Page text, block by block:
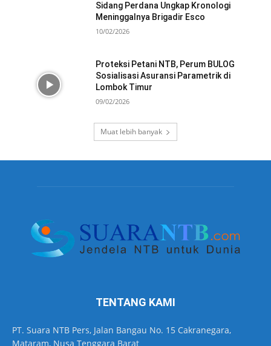
Sidang Perdana Ungkap Kronologi
Meninggalnya Brigadir Esco
10/02/2026
Proteksi Petani NTB, Perum BULOG
Sosialisasi Asuransi Parametrik di
Lombok Timur
09/02/2026
Muat lebih banyak
TENTANG KAMI
PT. Suara NTB Pers, Jalan Bangau No. 15 Cakranegara,
Mataram, Nusa Tenggara Barat